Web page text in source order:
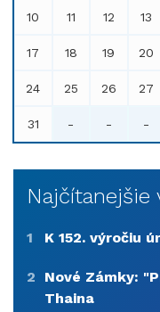
10 11 12 13
17 18 19 20
24 25 26 27
31 - - -
Najčítanejšie
1 K 152. výročiu
2
Nové Zámky:
Thaina